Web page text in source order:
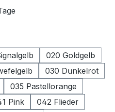
020 Goldgelb
030 Dunkelrot
035 Pastellorange
Pink
042 Flieder